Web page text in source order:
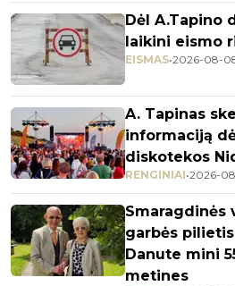
Dėl A.Tapino
laikini eismo
EISMAS•2026-08-
A. Tapinas
informaciją
diskotekos
RENGINIAI•2026-
Smaragdinės
garbės
Danute mini
metines